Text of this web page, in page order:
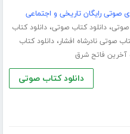
صوتی رایگان تاریخی و اجتماعی
صوتی،دانلود کتاب صوتی،دانلود کتاب
صوتی نادرشاه افشار،دانلود کتاب
آخرین فاتح شرق
دانلود کتاب صوتی